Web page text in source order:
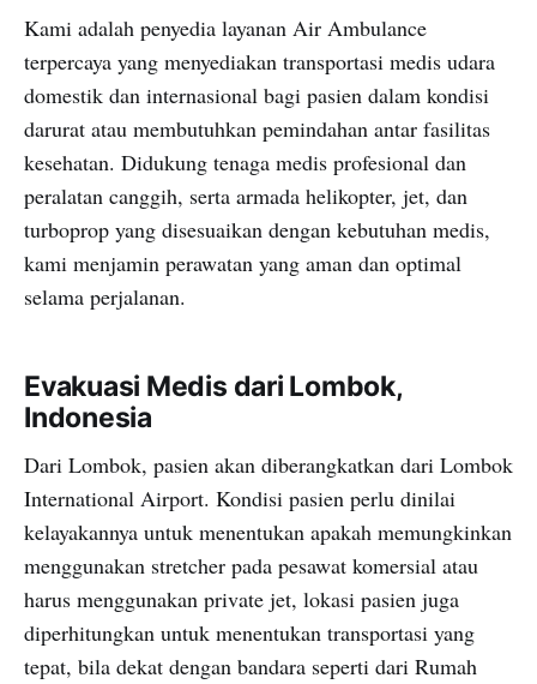
Kami adalah penyedia layanan Air Ambulance
terpercaya yang menyediakan transportasi medis udara
domestik dan internasional bagi pasien dalam kondisi
darurat atau membutuhkan pemindahan antar fasilitas
kesehatan. Didukung tenaga medis profesional dan
peralatan canggih, serta armada helikopter, jet, dan
turboprop yang disesuaikan dengan kebutuhan medis,
kami menjamin perawatan yang aman dan optimal
selama perjalanan.
Evakuasi Medis dari Lombok,
Indonesia
Dari Lombok, pasien akan diberangkatkan dari Lombok
International Airport. Kondisi pasien perlu dinilai
kelayakannya untuk menentukan apakah memungkinkan
menggunakan stretcher pada pesawat komersial atau
harus menggunakan private jet, lokasi pasien juga
diperhitungkan untuk menentukan transportasi yang
tepat, bila dekat dengan bandara seperti dari Rumah